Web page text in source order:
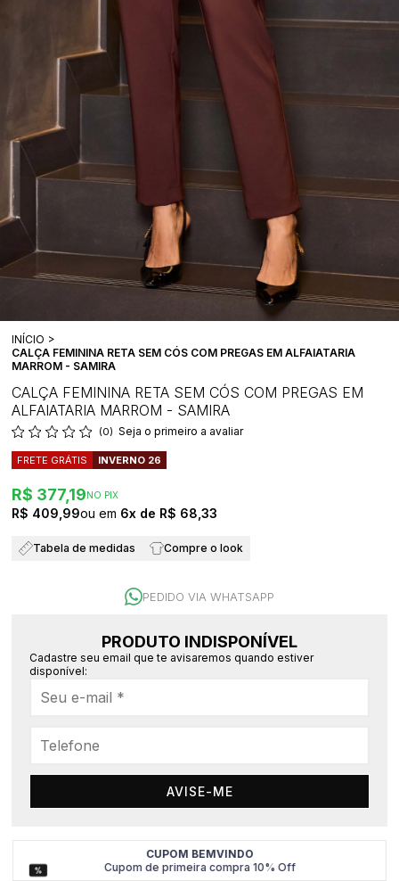
INÍCIO
CALÇA FEMININA RETA SEM CÓS COM PREGAS EM ALFAIATARIA
MARROM - SAMIRA
CALÇA FEMININA RETA SEM CÓS COM PREGAS EM
ALFAIATARIA MARROM - SAMIRA
(0) Seja o primeiro a avaliar
FRETE GRÁTIS INVERNO 26
R$ 377,19NO PIX
R$ 409,99 6x R$ 68,33
Tabela de medidas Compre o look
PEDIDO VIA WHATSAPP
PRODUTO INDISPONÍVEL
Cadastre seu email que te avisaremos quando estiver
disponível:
AVISE-ME
CUPOM BEMVINDO
Cupom de primeira compra 10% Off